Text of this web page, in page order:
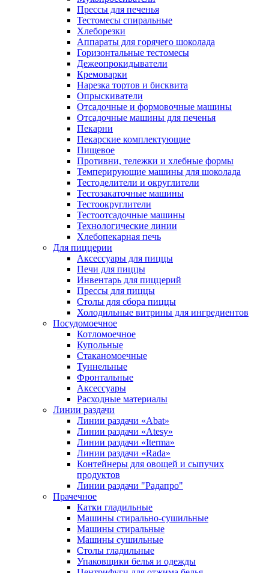
Прессы для печенья
Тестомесы спиральные
Хлеборезки
Аппараты для горячего шоколада
Горизонтальные тестомесы
Дежеопрокидыватели
Кремоварки
Нарезка тортов и бисквита
Опрыскиватели
Отсадочные и формовочные машины
Отсадочные машины для печенья
Пекарни
Пекарские комплектующие
Пищевое
Противни, тележки и хлебные формы
Темперирующие машины для шоколада
Тестоделители и округлители
Тестозакаточные машины
Тестоокруглители
Тестоотсадочные машины
Технологические линии
Хлебопекарная печь
Для пиццерии
Аксессуары для пиццы
Печи для пиццы
Инвентарь для пиццерий
Прессы для пиццы
Столы для сбора пиццы
Холодильные витрины для ингредиентов
Посудомоечное
Котломоечное
Купольные
Стаканомоечные
Туннельные
Фронтальные
Аксессуары
Расходные материалы
Линии раздачи
Линии раздачи «Abat»
Линии раздачи «Atesy»
Линии раздачи «Iterma»
Линии раздачи «Rada»
Контейнеры для овощей и сыпучих
продуктов
Линии раздачи "Радапро"
Прачечное
Катки гладильные
Машины стирально-сушильные
Машины стиральные
Машины сушильные
Столы гладильные
Упаковщики белья и одежды